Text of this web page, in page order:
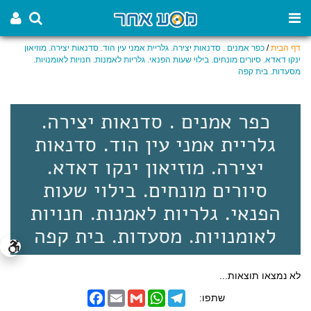
דף הבית/ כפר אמנים . סדנאות יצירה. גלריית אמני עין הוד. סדנאות יצירה. מוזיאון
ינקו דאדא. סיורים מונחים. בילוי שעות הפנאי. גלריות לאמנות. חנויות לאומנויות.
מסעדות. בית קפה
כפר אמנים . סדנאות יצירה.
גלריית אמני עין הוד. סדנאות
יצירה. מוזיאון ינקו דאדא.
סיורים מונחים. בילוי שעות
הפנאי. גלריות לאמנות. חנויות
לאומנויות. מסעדות. בית קפה
לא נמצאו תוצאות...
שתפו:
F
a
E
m
G
m
W
h
T
e